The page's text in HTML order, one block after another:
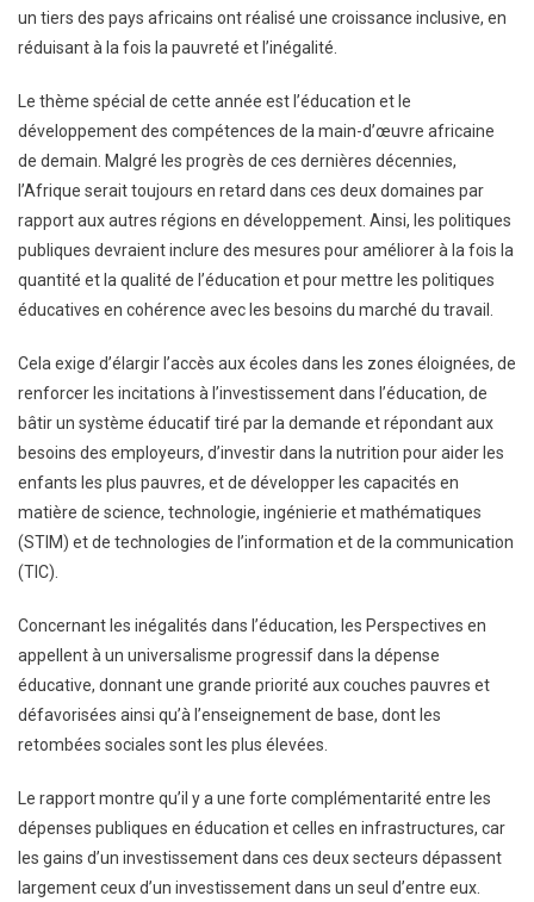
Réduisant
Fois
La
Pauvreté
Et
L’inégalité.
un tiers des pays africains ont réalisé une croissance inclusive, en
réduisant à la fois la pauvreté et l’inégalité.
Le thème spécial de cette année est l’éducation et le
développement des compétences de la main-d’œuvre africaine
de demain. Malgré les progrès de ces dernières décennies,
l’Afrique serait toujours en retard dans ces deux domaines par
rapport aux autres régions en développement. Ainsi, les politiques
publiques devraient inclure des mesures pour améliorer à la fois la
quantité et la qualité de l’éducation et pour mettre les politiques
éducatives en cohérence avec les besoins du marché du travail.
Cela exige d’élargir l’accès aux écoles dans les zones éloignées, de
renforcer les incitations à l’investissement dans l’éducation, de
bâtir un système éducatif tiré par la demande et répondant aux
besoins des employeurs, d’investir dans la nutrition pour aider les
enfants les plus pauvres, et de développer les capacités en
matière de science, technologie, ingénierie et mathématiques
(STIM) et de technologies de l’information et de la communication
(TIC).
Concernant les inégalités dans l’éducation, les Perspectives en
appellent à un universalisme progressif dans la dépense
éducative, donnant une grande priorité aux couches pauvres et
défavorisées ainsi qu’à l’enseignement de base, dont les
retombées sociales sont les plus élevées.
Le rapport montre qu’il y a une forte complémentarité entre les
dépenses publiques en éducation et celles en infrastructures, car
les gains d’un investissement dans ces deux secteurs dépassent
largement ceux d’un investissement dans un seul d’entre eux.